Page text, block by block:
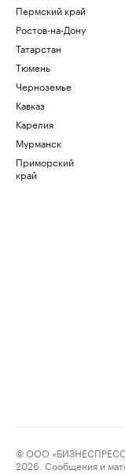
Пермский край
Ростов-на-Дону
Татарстан
Тюмень
Черноземье
Кавказ
Карелия
Мурманск
Приморский
край
© ООО
2026. Сообщения и